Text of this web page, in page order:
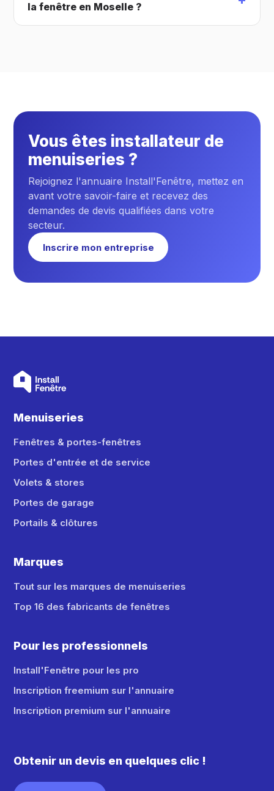
la fenêtre en Moselle ?
Vous êtes installateur de
menuiseries ?
Rejoignez l'annuaire Install'Fenêtre, mettez en
avant votre savoir-faire et recevez des
demandes de devis qualifiées dans votre
secteur.
Inscrire mon entreprise
Menuiseries
Fenêtres & portes-fenêtres
Portes d'entrée et de service
Volets & stores
Portes de garage
Portails & clôtures
Marques
Tout sur les marques de menuiseries
Top 16 des fabricants de fenêtres
Pour les professionnels
Install'Fenêtre pour les pro
Inscription freemium sur l'annuaire
Inscription premium sur l'annuaire
Obtenir un devis en quelques clic !